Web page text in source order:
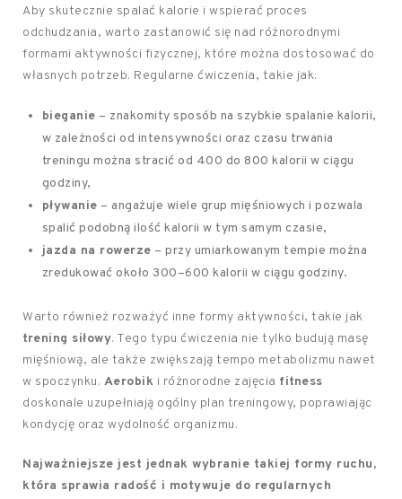
Aby skutecznie spalać kalorie i wspierać proces
odchudzania, warto zastanowić się nad różnorodnymi
formami aktywności fizycznej, które można dostosować do
własnych potrzeb. Regularne ćwiczenia, takie jak:
bieganie – znakomity sposób na szybkie spalanie kalorii,
w zależności od intensywności oraz czasu trwania
treningu można stracić od 400 do 800 kalorii w ciągu
godziny,
pływanie – angażuje wiele grup mięśniowych i pozwala
spalić podobną ilość kalorii w tym samym czasie,
jazda na rowerze – przy umiarkowanym tempie można
zredukować około 300–600 kalorii w ciągu godziny.
Warto również rozważyć inne formy aktywności, takie jak
trening siłowy. Tego typu ćwiczenia nie tylko budują masę
mięśniową, ale także zwiększają tempo metabolizmu nawet
w spoczynku. Aerobik i różnorodne zajęcia fitness
doskonale uzupełniają ogólny plan treningowy, poprawiając
kondycję oraz wydolność organizmu.
Najważniejsze jest jednak wybranie takiej formy ruchu,
która sprawia radość i motywuje do regularnych